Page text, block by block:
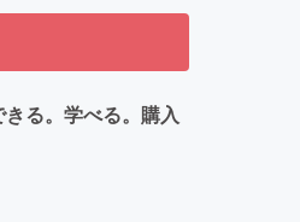
る。学べる。購入